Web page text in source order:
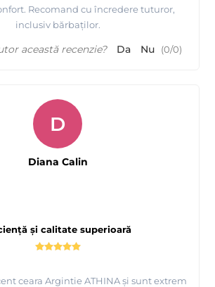
Recomand cu încredere tuturor,
inclusiv bărbaților.
această recenzie? Da Nu (0/0)
și calitate superioară
ceara Argintie ATHINA și sunt extrem
D
Diana Calin